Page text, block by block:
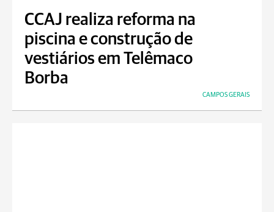
CCAJ realiza reforma na
piscina e construção de
vestiários em Telêmaco
Borba
CAMPOS GERAIS